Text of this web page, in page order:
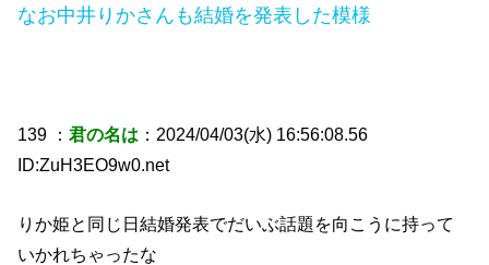
なお中井りかさんも結婚を発表した模様
139 ：君の名は ：2024/04/03(水) 16:56:08.56
ID:ZuH3EO9w0.net
りか姫と同じ日結婚発表でだいぶ話題を向こうに持って
いかれちゃったな